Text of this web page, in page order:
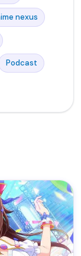
nexus
Podcast